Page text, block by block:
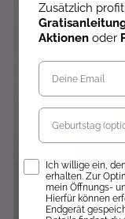
Zusätzlich
Aktionen oder
Geburtstag
Opt-InIch willige ein,
erhalten. Zur
mein Öffnungs-
Hierfür können
Endgerät